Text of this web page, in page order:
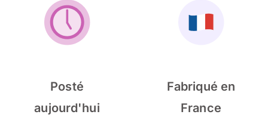
Posté
aujourd'hui
Fabriqué en
France